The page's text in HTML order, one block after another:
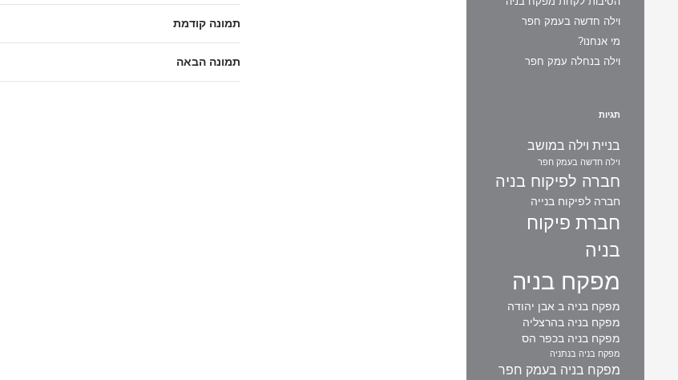
תמונה קודמת
תמונה הבאה
וילה חדשה בעמק חפר
מי אנחנו?
וילה בנחלה עמק חפר
תגיות
בניית וילה במושב
וילה חדשה בעמק חפר
חברה לפיקוח בניה
חברה לפיקוח בנייה
חברת פיקוח
בניה
מפקח בניה
מפקח בניה ב אבן יהודה
מפקח בניה בהרצליה
מפקח בניה בכפר הס
מפקח בניה בנתניה
מפקח בניה בעמק חפר